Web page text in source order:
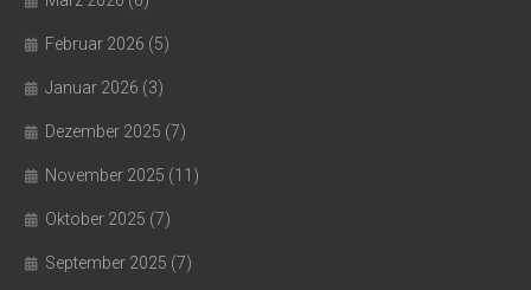
Februar 2026 (5)
Januar 2026 (3)
Dezember 2025 (7)
November 2025 (11)
Oktober 2025 (7)
September 2025 (7)